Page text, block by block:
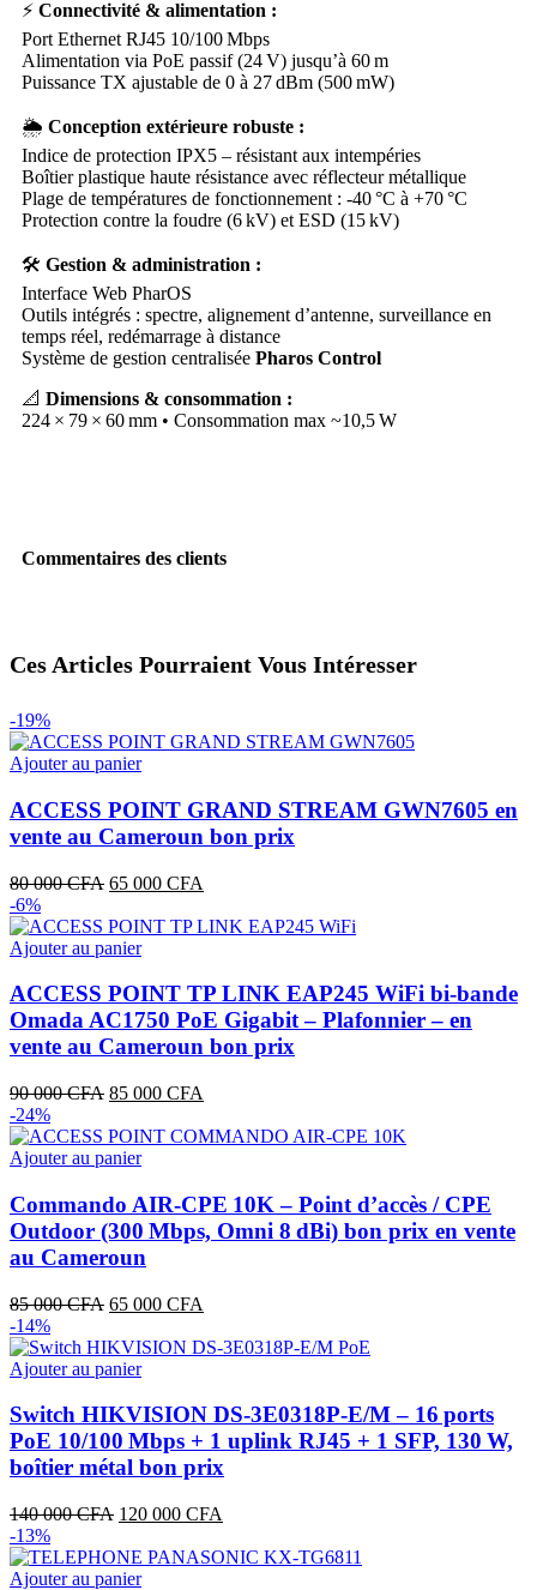
⚡ Connectivité & alimentation :
Port Ethernet RJ45 10/100 Mbps
Alimentation via PoE passif (24 V) jusqu’à 60 m
Puissance TX ajustable de 0 à 27 dBm (500 mW)
🌦️ Conception extérieure robuste :
Indice de protection IPX5 – résistant aux intempéries
Boîtier plastique haute résistance avec réflecteur métallique
Plage de températures de fonctionnement : -40 °C à +70 °C
Protection contre la foudre (6 kV) et ESD (15 kV)
🛠️ Gestion & administration :
Interface Web PharOS
Outils intégrés : spectre, alignement d’antenne, surveillance en
temps réel, redémarrage à distance
Système de gestion centralisée Pharos Control
📐 Dimensions & consommation :
224 × 79 × 60 mm • Consommation max ~10,5 W
Commentaires des clients
Ces Articles Pourraient Vous Intéresser
-19%
Ajouter au panier
ACCESS POINT GRAND STREAM GWN7605 en
vente au Cameroun bon prix
80 000CFA Le
initial
était :
000 CFA.
65 000 CFA
actuel
000 CFA.
-6%
Ajouter au panier
ACCESS POINT TP LINK EAP245 WiFi bi-bande
Omada AC1750 PoE Gigabit – Plafonnier – en
vente au Cameroun bon prix
90 000CFA Le
initial
était :
000 CFA.
85 000 CFA
actuel
000 CFA.
-24%
Ajouter au panier
Commando AIR‑CPE 10K – Point d’accès / CPE
Outdoor (300 Mbps, Omni 8 dBi) bon prix en vente
au Cameroun
85 000CFA Le
initial
était :
000 CFA.
65 000 CFA
actuel
000 CFA.
-14%
Ajouter au panier
Switch HIKVISION DS‑3E0318P‑E/M – 16 ports
PoE 10/100 Mbps + 1 uplink RJ45 + 1 SFP, 130 W,
boîtier métal bon prix
140 000CFA Le
initial
était :
120 000 CFA
actuel
-13%
Ajouter au panier